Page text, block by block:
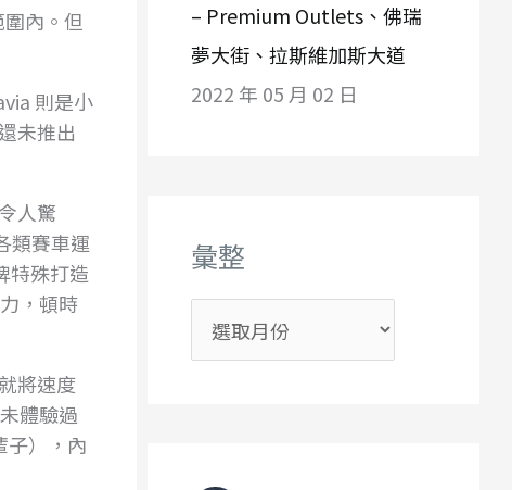
內。但
則是小
未推出
人驚
類賽車運
特殊打造
，頓時
將速度
體驗過
子），內
– Premium Outlets、佛瑞
夢大街、拉斯維加斯大道
2022 年 05 月 02 日
彙整
整